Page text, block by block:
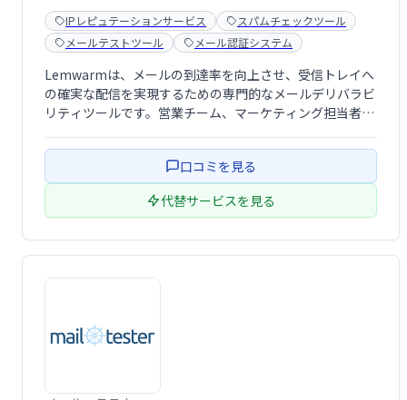
IPレピュテーションサービス
スパムチェックツール
メールテストツール
メール認証システム
Lemwarmは、メールの到達率を向上させ、受信トレイへ
の確実な配信を実現するための専門的なメールデリバラビ
リティツールです。営業チーム、マーケティング担当者、
ミュニケーション手段として活用するユーザーにとって、
効率的な配信と応答率の向上を支援しま …
口コミを見る
代替サービスを見る